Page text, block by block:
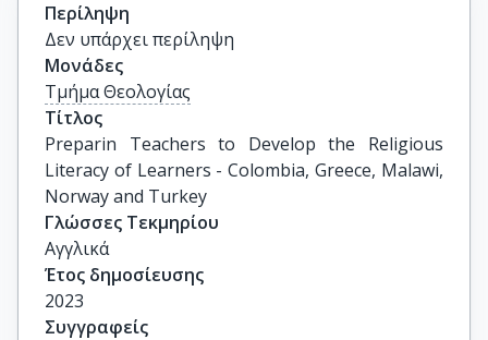
Περίληψη
Δεν υπάρχει περίληψη
Μονάδες
Τμήμα Θεολογίας
Τίτλος
Preparin Teachers to Develop the Religious
Literacy of Learners - Colombia, Greece, Malawi,
Norway and Turkey
Γλώσσες Τεκμηρίου
Αγγλικά
Έτος δημοσίευσης
2023
Συγγραφείς